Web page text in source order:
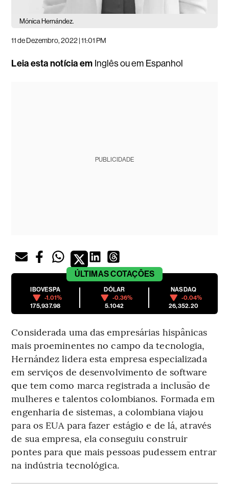
Mónica Hernández.
11 de Dezembro, 2022 | 11:01 PM
Leia esta notícia em Inglêsou em Espanhol
PUBLICIDADE
ÚLTIMASCOTAÇÕES
IBOVESPA
-1.01%
175,937.98
DÓLAR
-0.36%
5.1042
NASDAQ
-0.04%
26,352.20
Considerada uma das empresárias hispânicas
mais proeminentes no campo da tecnologia,
Hernández lidera esta empresa especializada
em serviços de desenvolvimento de software
que tem como marca registrada a inclusão de
mulheres e talentos colombianos. Formada em
engenharia de sistemas, a colombiana viajou
para os EUA para fazer estágio e de lá, através
de sua empresa, ela conseguiu construir
pontes para que mais pessoas pudessem entrar
na indústria tecnológica.